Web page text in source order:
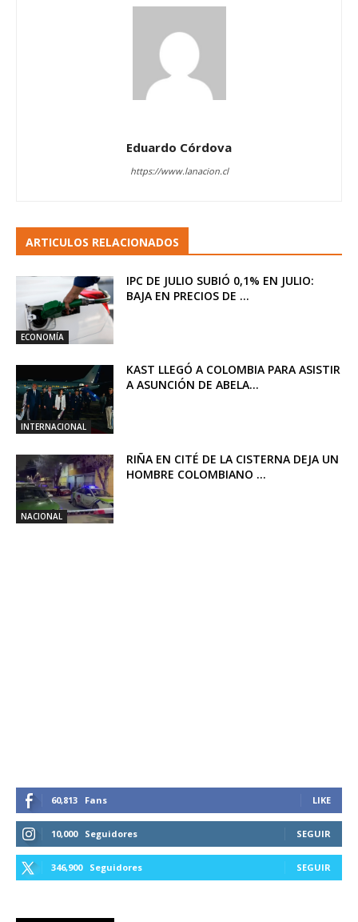
Eduardo Córdova
https://www.lanacion.cl
ARTICULOS RELACIONADOS
ECONOMÍA
IPC DE JULIO SUBIÓ 0,1% EN JULIO:
BAJA EN PRECIOS DE ...
INTERNACIONAL
KAST LLEGÓ A COLOMBIA PARA ASISTIR
A ASUNCIÓN DE ABELA...
NACIONAL
RIÑA EN CITÉ DE LA CISTERNA DEJA UN
HOMBRE COLOMBIANO ...
60,813 Fans LIKE
10,000 Seguidores SEGUIR
346,900 Seguidores SEGUIR